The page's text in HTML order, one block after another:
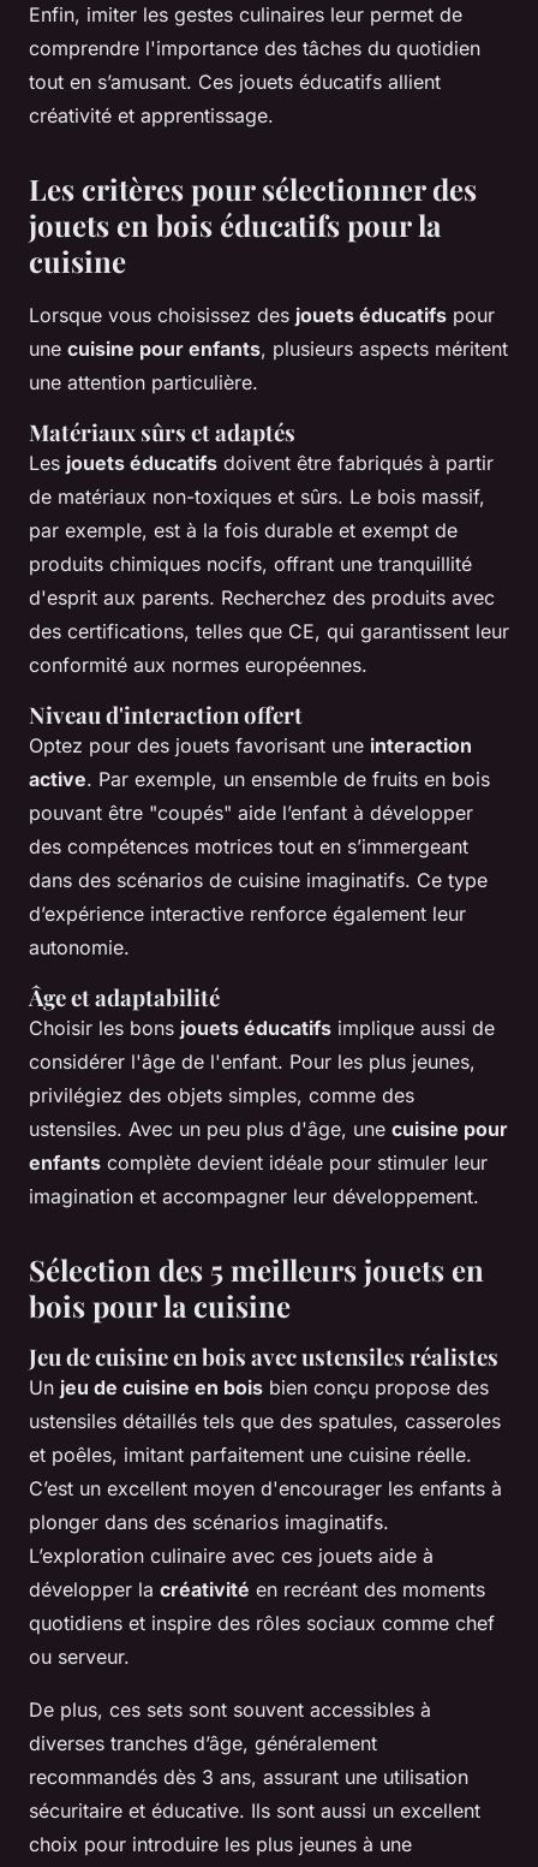
Enfin, imiter les gestes culinaires leur permet de
comprendre l'importance des tâches du quotidien
tout en s’amusant. Ces jouets éducatifs allient
créativité et apprentissage.
Les critères pour sélectionner des
jouets en bois éducatifs pour la
cuisine
Lorsque vous choisissez des jouets éducatifs pour
une cuisine pour enfants, plusieurs aspects méritent
une attention particulière.
Matériaux sûrs et adaptés
Les jouets éducatifs doivent être fabriqués à partir
de matériaux non-toxiques et sûrs. Le bois massif,
par exemple, est à la fois durable et exempt de
produits chimiques nocifs, offrant une tranquillité
d'esprit aux parents. Recherchez des produits avec
des certifications, telles que CE, qui garantissent leur
conformité aux normes européennes.
Niveau d'interaction offert
Optez pour des jouets favorisant une interaction
active. Par exemple, un ensemble de fruits en bois
pouvant être "coupés" aide l’enfant à développer
des compétences motrices tout en s’immergeant
dans des scénarios de cuisine imaginatifs. Ce type
d’expérience interactive renforce également leur
autonomie.
Âge et adaptabilité
Choisir les bons jouets éducatifs implique aussi de
considérer l'âge de l'enfant. Pour les plus jeunes,
privilégiez des objets simples, comme des
ustensiles. Avec un peu plus d'âge, une cuisine pour
enfants complète devient idéale pour stimuler leur
imagination et accompagner leur développement.
Sélection des 5 meilleurs jouets en
bois pour la cuisine
Jeu de cuisine en bois avec ustensiles réalistes
Un jeu de cuisine en bois bien conçu propose des
ustensiles détaillés tels que des spatules, casseroles
et poêles, imitant parfaitement une cuisine réelle.
C’est un excellent moyen d'encourager les enfants à
plonger dans des scénarios imaginatifs.
L’exploration culinaire avec ces jouets aide à
développer la créativité en recréant des moments
quotidiens et inspire des rôles sociaux comme chef
ou serveur.
De plus, ces sets sont souvent accessibles à
diverses tranches d’âge, généralement
recommandés dès 3 ans, assurant une utilisation
sécuritaire et éducative. Ils sont aussi un excellent
choix pour introduire les plus jeunes à une